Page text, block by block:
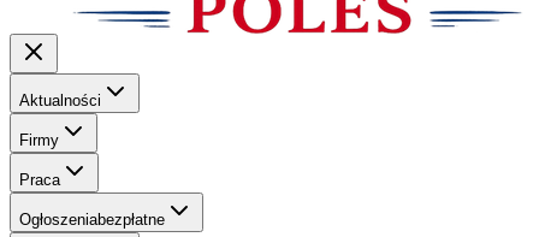
Aktualności
Firmy
Praca
Ogłoszeniabezpłatne